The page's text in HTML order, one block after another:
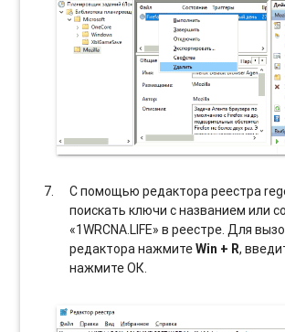
С помощью редактора реестра
поискать ключи с названием или
«1WRCNA.LIFE» в реестре. Для
редактора нажмитеWin + R,
нажмите ОК.